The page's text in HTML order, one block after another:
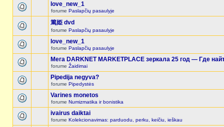
love_new_1
forume Paslapčių pasaulyje
篤姫 dvd
forume Paslapčių pasaulyje
love_new_1
forume Paslapčių pasaulyje
Мега DARKNET MARKETPLACE зеркала 25 год — Где
forume Žaidimai
Pipedija negyva?
forume Pipedystės
Varines monetos
forume Numizmatika ir bonistika
ivairus daiktai
forume Kolekcionavimas: parduodu, perku, keičiu, ieškau